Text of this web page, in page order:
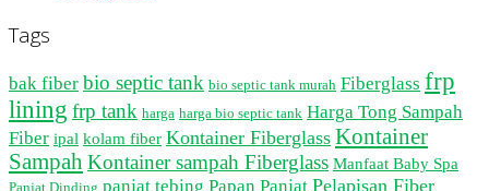
Tags
bak fiber bio septic tank bio septic tank murah Fiberglass frp
lining frp tank harga harga bio septic tank Harga Tong Sampah
Fiber ipal kolam fiber Kontainer Fiberglass Kontainer
SampahKontainer sampah Fiberglass Manfaat Baby Spa
Panjat Dinding panjat tebing Papan Panjat Pelapisan Fiber